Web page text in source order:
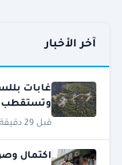
آخر الأخبار
غابات
وتستقطب
قبل 29 دقيقة
اكتمال